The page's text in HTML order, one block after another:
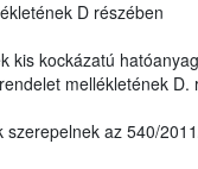
D részében
kis kockázatú
mellékletének D.
az 540/